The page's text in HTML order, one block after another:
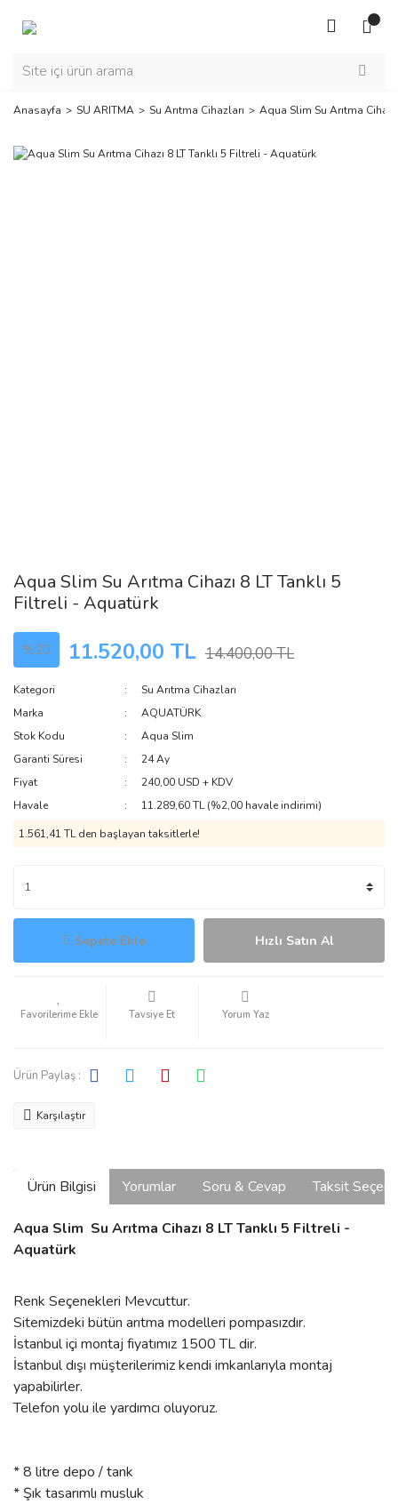
Anasayfa SU ARITMA Su Arıtma Cihazları Aqua Slim Su Arıtma
Aqua Slim Su Arıtma Cihazı 8 LT Tanklı 5
Filtreli - Aquatürk
%20 11.520,00 TL 14.400,00 TL
Kategori
Su Arıtma Cihazları
Marka
AQUATÜRK
Stok Kodu
Aqua Slim
Garanti Süresi
24 Ay
Fiyat
240,00 USD + KDV
Havale
11.289,60 TL (%2,00 havale indirimi)
1.561,41 TL den başlayan taksitlerle!
Sepete Ekle Hızlı Satın Al
Tavsiye Et Yorum Yaz
Ürün Paylaş :
Karşılaştır
Ürün Bilgisi Yorumlar Soru & Cevap Taksit
Aqua Slim Su Arıtma Cihazı 8 LT Tanklı 5 Filtreli -
Aquatürk
Renk Seçenekleri Mevcuttur.
Sitemizdeki bütün arıtma modelleri pompasızdır.
İstanbul içi montaj fiyatımız 1500 TL dir.
İstanbul dışı müşterilerimiz kendi imkanlarıyla montaj
yapabilirler.
Telefon yolu ile yardımcı oluyoruz.
* 8 litre depo / tank
* Şık tasarımlı musluk